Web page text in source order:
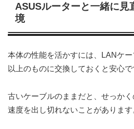
ASUSルーターと一緒に見
境
本体の性能を活かすには、LANケ
以上のものに交換しておくと安心で
古いケーブルのままだと、せっか
速度を出し切れないことがあります